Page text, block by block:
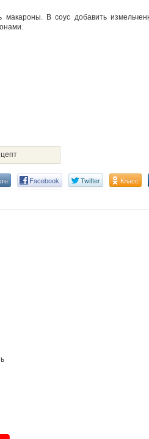
макароны. В соус добавить
Facebook Twitter Класс